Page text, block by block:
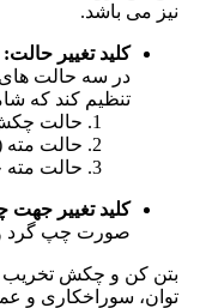
نیز می باشد.
کلید تغییر حالت:
تنظیم کند که
حالت
حالت
حالت
کلید تغییر
صورت چپ گرد
بتن کن و چکش تخریب
توان، سوراخکاری و